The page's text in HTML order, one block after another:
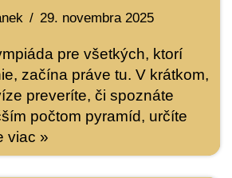
29. novembra 2025
pre všetkých, ktorí
začína práve tu. V krátkom,
preveríte, či spoznáte
počtom pyramíd, určíte
viac »